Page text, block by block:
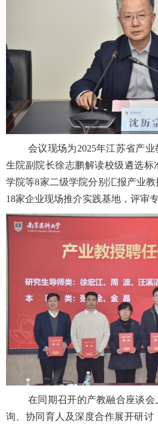
会议现场为2025年江苏省产业
生院副院长徐志鹏解读校级遴选标
学院等8家二级学院分别汇报产业
18家企业现场推介实践基地，评审
在同期召开的产教融合座谈
询、协同育人及深度合作展开研讨